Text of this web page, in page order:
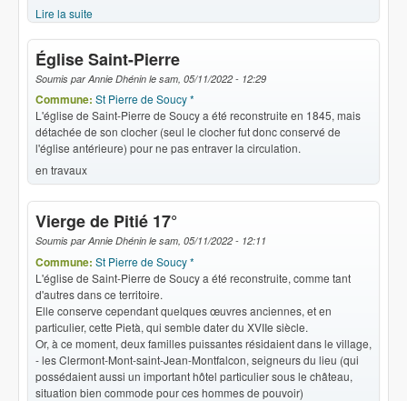
Lire la suite
Église Saint-Pierre
Soumis parAnnie Dhénin le sam, 05/11/2022 - 12:29
Commune: St Pierre de Soucy *
L'église de Saint-Pierre de Soucy a été reconstruite en 1845, mais
détachée de son clocher (seul le clocher fut donc conservé de
l'église antérieure) pour ne pas entraver la circulation.
en travaux
Vierge de Pitié 17°
Soumis parAnnie Dhénin le sam, 05/11/2022 - 12:11
Commune: St Pierre de Soucy *
L'église de Saint-Pierre de Soucy a été reconstruite, comme tant
d'autres dans ce territoire.
Elle conserve cependant quelques œuvres anciennes, et en
particulier, cette Pietà, qui semble dater du XVIIe siècle.
Or, à ce moment, deux familles puissantes résidaient dans le village,
- les Clermont-Mont-saint-Jean-Montfalcon, seigneurs du lieu (qui
possédaient aussi un important hôtel particulier sous le château,
situation bien commode pour ces hommes de pouvoir)